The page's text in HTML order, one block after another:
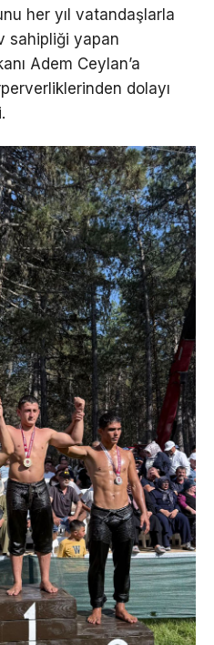
her yıl vatandaşlarla
sahipliği yapan
Adem Ceylan’a
dolayı